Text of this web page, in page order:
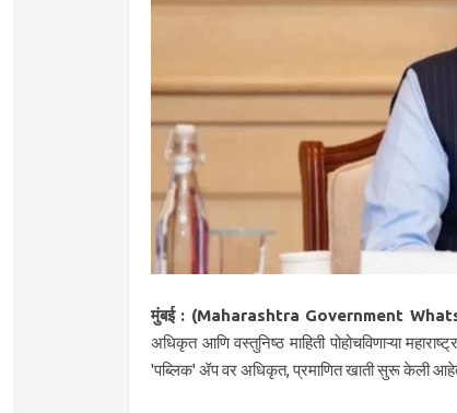
मुंबई : (Maharashtra Government
अधिकृत आणि वस्तुनिष्ठ माहिती पोहोचविणाऱ्या
'पब्लिक' ॲप वर अधिकृत, प्रमाणित खाती सुरू केली